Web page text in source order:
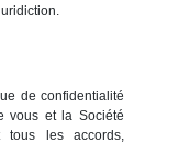
de confidentialité
vous et la Société
tous les accords,